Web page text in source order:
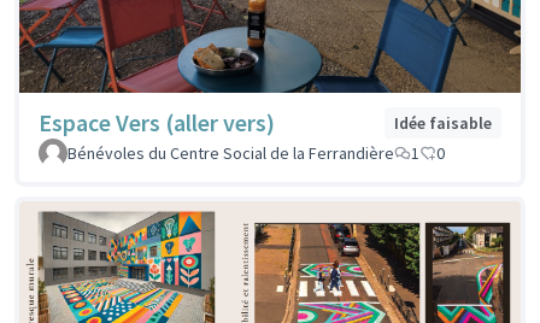
Espace Vers (aller vers)
Idée faisable
Bénévoles du Centre Social de la Ferrandière
1 0